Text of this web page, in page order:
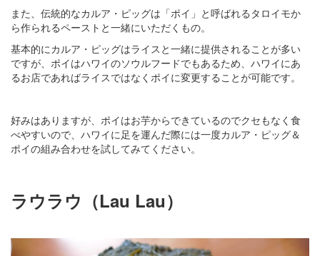
また、伝統的なカルア・ピッグは「ポイ」と呼ばれるタロイモか
ら作られるペーストと一緒にいただくもの。
基本的にカルア・ピッグはライスと一緒に提供されることが多い
ですが、ポイはハワイのソウルフードでもあるため、ハワイにあ
るお店であればライスではなくポイに変更することが可能です。
好みはありますが、ポイはお芋からできているのでクセもなく食
べやすいので、ハワイに足を運んだ際には一度カルア・ピッグ＆
ポイの組み合わせを試してみてください。
ラウラウ（Lau Lau）